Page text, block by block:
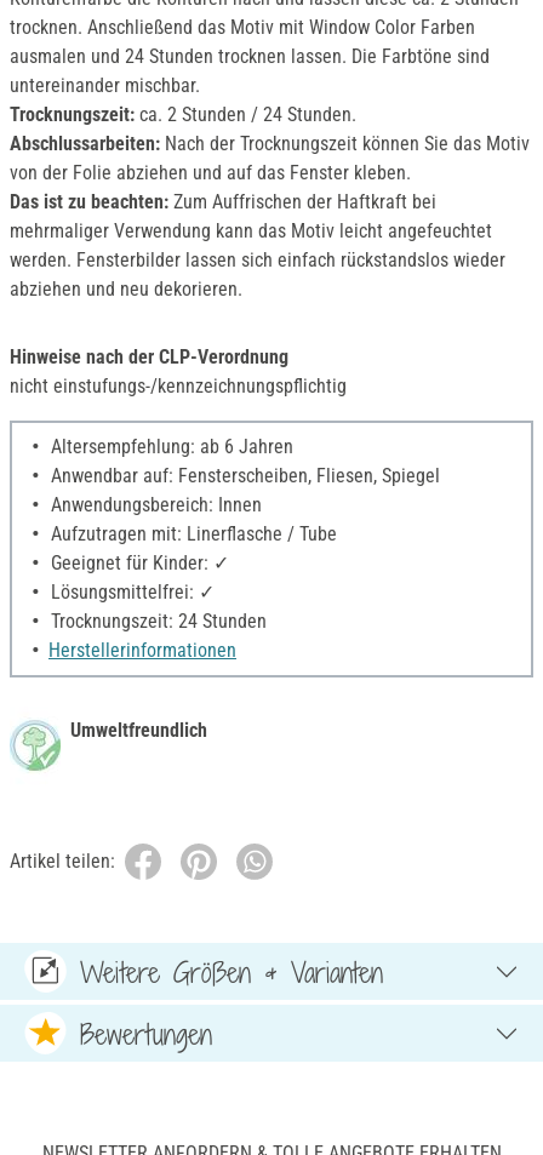
trocknen. Anschließend das Motiv mit Window Color Farben
ausmalen und 24 Stunden trocknen lassen. Die Farbtöne sind
untereinander mischbar.
Trocknungszeit: ca. 2 Stunden / 24 Stunden.
Abschlussarbeiten: Nach der Trocknungszeit können Sie das Motiv
von der Folie abziehen und auf das Fenster kleben.
Das ist zu beachten: Zum Auffrischen der Haftkraft bei
mehrmaliger Verwendung kann das Motiv leicht angefeuchtet
werden. Fensterbilder lassen sich einfach rückstandslos wieder
abziehen und neu dekorieren.
Hinweise nach der CLP-Verordnung
nicht einstufungs-/kennzeichnungspflichtig
Altersempfehlung: ab 6 Jahren
Anwendbar auf: Fensterscheiben, Fliesen, Spiegel
Anwendungsbereich: Innen
Aufzutragen mit: Linerflasche / Tube
Geeignet für Kinder: ✓
Lösungsmittelfrei: ✓
Trocknungszeit: 24 Stunden
Herstellerinformationen
Umweltfreundlich
Artikel teilen:
Weitere Größen & Varianten
Bewertungen